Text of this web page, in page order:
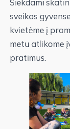
Siekdami
sveikos
kvietėme į
metu atlikome
pratimus.